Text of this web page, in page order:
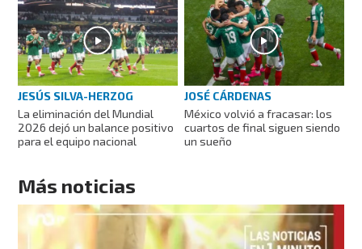
JESÚS SILVA-HERZOG
La eliminación del Mundial
2026 dejó un balance positivo
para el equipo nacional
JOSÉ CÁRDENAS
México volvió a fracasar: los
cuartos de final siguen siendo
un sueño
Más noticias